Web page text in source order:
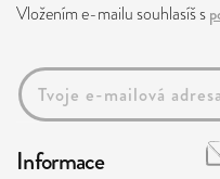
Vložením e-mailu souhlasíš s
Informace